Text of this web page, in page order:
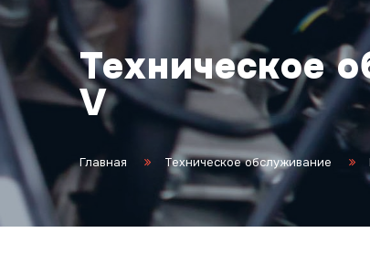
Техническое
V
Главная Техническое обслуживание